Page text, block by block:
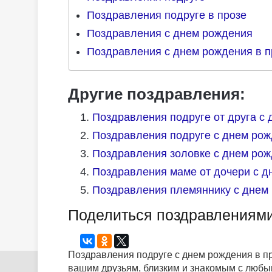
Поздравления подруге в прозе
Поздравления с днем рождения
Поздравления с днем рождения в
Другие поздравления:
Поздравления подруге от друга с
Поздравления подруге с днем
Поздравления золовке с днем
Поздравления маме от дочери с
Поздравления племяннику с
Поделиться
Поздравления подруге с днем рождения в
вашим друзьям, близким и знакомым с